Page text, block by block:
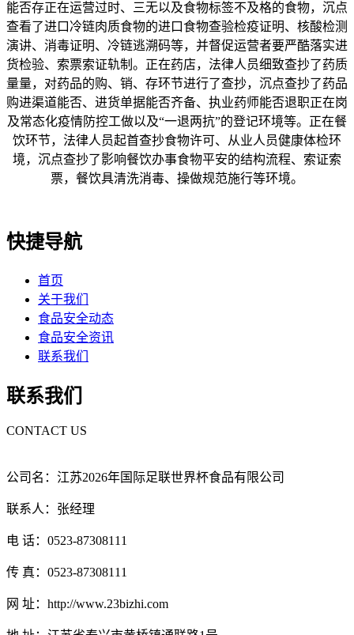
能否存正在运营过时、三无以及食物标签不及格的食物，沉点
查看了进口冷链肉质食物的进口食物查验检疫证明、核酸检测
演讲、消毒证明、冷链逃溯码等，并督促运营者要严酷落实进
货检验、索票索证轨制。正在药店，法律人员细致查抄了药质
量量，对药品的购、销、存环节进行了查抄，沉点查抄了药品
购进渠道能否、进货单据能否齐备、执业药师能否退职正在岗
及常态化疫情防控工做以及“一退两抗”的登记环境等。正在餐
饮环节，法律人员起首查抄食物许可、从业人员健康体检环
境，沉点查抄了影响餐饮办事食物平安的结构流程、索证索
票，餐饮具清洗消毒、操做规范施行等环境。
快捷导航
首页
关于我们
食品安全动态
食品安全资讯
联系我们
联系我们
CONTACT US
公司名：江苏2026年国际足联世界杯食品有限公司
联系人：张经理
电 话：0523-87308111
传 真：0523-87308111
网 址：http://www.23bizhi.com